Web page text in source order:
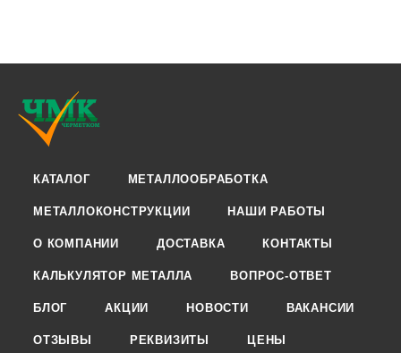
КАТАЛОГ МЕТАЛЛООБРАБОТКА
МЕТАЛЛОКОНСТРУКЦИИ НАШИ РАБОТЫ
О КОМПАНИИ ДОСТАВКА КОНТАКТЫ
КАЛЬКУЛЯТОР МЕТАЛЛА ВОПРОС-ОТВЕТ
БЛОГ АКЦИИ НОВОСТИ ВАКАНСИИ
ОТЗЫВЫ РЕКВИЗИТЫ ЦЕНЫ